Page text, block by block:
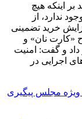
بر اینکه هیچ
ندارد، از
گندم و آرد تا پایان سال ۱۴۰۵، افزایش خرید تضمینی
«کارت نان» و
داد و گفت: امنیت
اجرایی در